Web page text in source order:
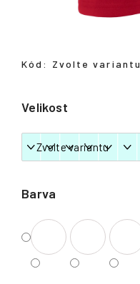
Barva
Velikost
Kód: Zvolte variantu